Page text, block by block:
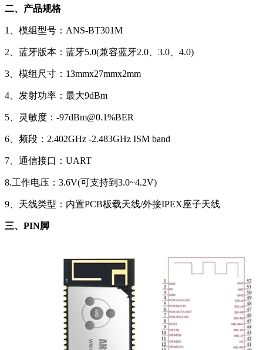
二、产品规格
1、模组型号：ANS-BT301M
2、蓝牙版本：蓝牙5.0(兼容蓝牙2.0、3.0、4.0)
3、模组尺寸：13mmx27mmx2mm
4、发射功率：最大9dBm
5、灵敏度：-97dBm@0.1%BER
6、频段：2.402GHz -2.483GHz ISM band
7、通信接口：UART
8.工作电压：3.6V(可支持到3.0~4.2V)
9、天线类型：内置PCB板载天线/外接IPEX座子天线
三、PIN脚